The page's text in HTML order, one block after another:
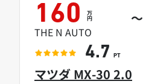
マツダ MX-30 2.0
160 万
円 ～
THE N AUTO
4.7 PT